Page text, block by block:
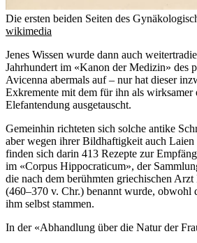
Die ersten beiden Seiten des
wikimedia
Jenes Wissen wurde dann auch
Jahrhundert im «Kanon der Medizin» des
Avicenna abermals auf – nur hat dieser
Exkremente mit dem für ihn als wirksamer
Elefantendung ausgetauscht.
Gemeinhin richteten sich solche antike
aber wegen ihrer Bildhaftigkeit auch Laien
finden sich darin 413 Rezepte zur
im «Corpus Hippocraticum», der
die nach dem berühmten griechischen
(460–370 v. Chr.) benannt wurde, obwohl
ihm selbst stammen.
In der «Abhandlung über die Natur der